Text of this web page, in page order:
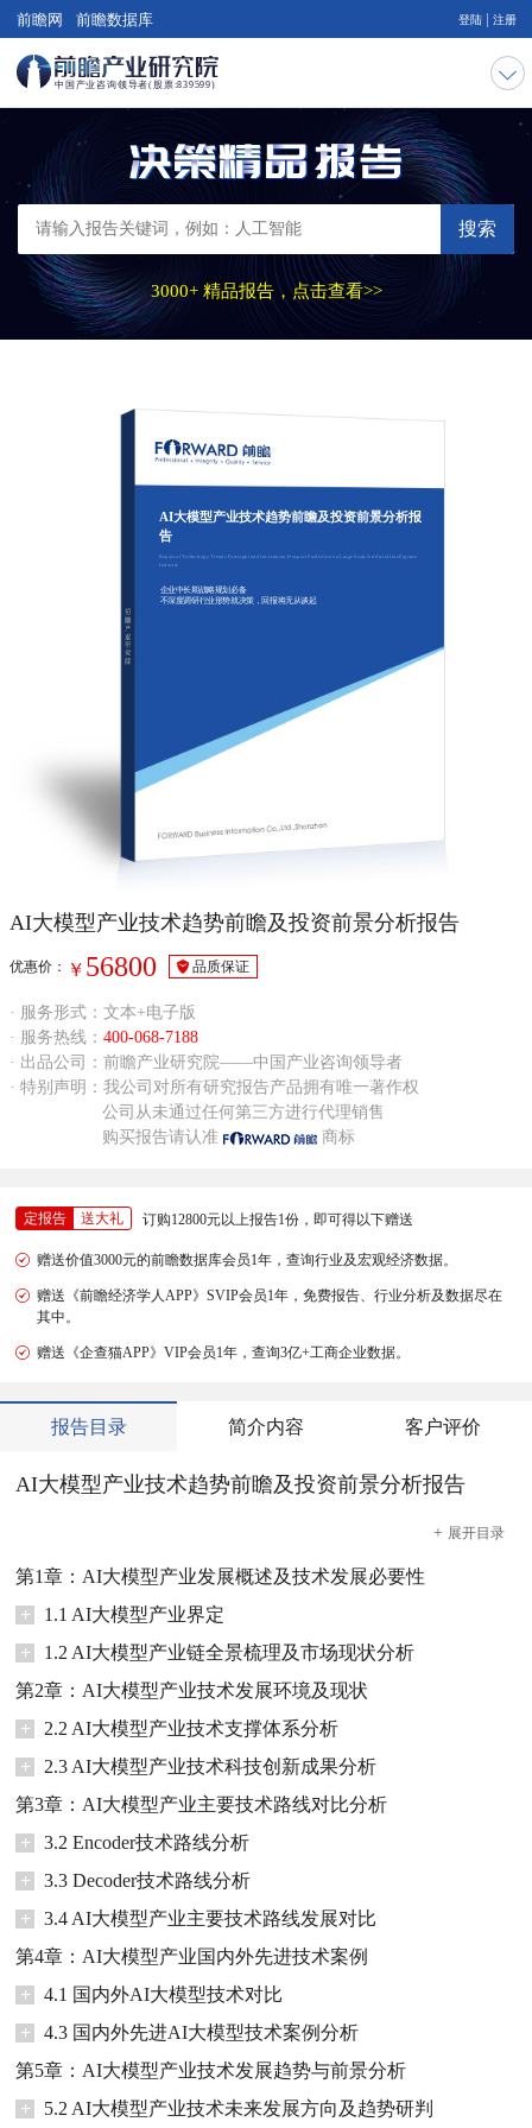
前瞻网 前瞻数据库 登陆 注册
搜索
3000+ 精品报告，点击查看>>
AI大模型产业技术趋势前瞻及投资前景分析报
告
Report of Technology Trends Foresight and Investment Prospect Prediction on Large Scale Artificial Intelligence
Industry
企业中长期战略规划必备
不深度调研行业形势就决策，回报将无从谈起
AI大模型产业技术趋势前瞻及投资前景分析报告
优惠价： ￥ 56800 品质保证
· 服务形式：文本+电子版
· 服务热线： 400-068-7188
· 出品公司：前瞻产业研究院——中国产业咨询领导者
· 特别声明：我公司对所有研究报告产品拥有唯一著作权
公司从未通过任何第三方进行代理销售
购买报告请认准
商标
定报告 送大礼 订购12800元以上报告1份，即可得以下赠送
赠送价值3000元的前瞻数据库会员1年，查询行业及宏观经济数据。
赠送《前瞻经济学人APP》SVIP会员1年，免费报告、行业分析及数据尽在
其中。
赠送《企查猫APP》VIP会员1年，查询3亿+工商企业数据。
报告目录 简介内容 客户评价
AI大模型产业技术趋势前瞻及投资前景分析报告
+ 展开目录
第1章：AI大模型产业发展概述及技术发展必要性
+
1.1 AI大模型产业界定
+
1.2 AI大模型产业链全景梳理及市场现状分析
第2章：AI大模型产业技术发展环境及现状
+
2.2 AI大模型产业技术支撑体系分析
+
2.3 AI大模型产业技术科技创新成果分析
第3章：AI大模型产业主要技术路线对比分析
+
3.2 Encoder技术路线分析
+
3.3 Decoder技术路线分析
+
3.4 AI大模型产业主要技术路线发展对比
第4章：AI大模型产业国内外先进技术案例
+
4.1 国内外AI大模型技术对比
+
4.3 国内外先进AI大模型技术案例分析
第5章：AI大模型产业技术发展趋势与前景分析
+
5.2 AI大模型产业技术未来发展方向及趋势研判